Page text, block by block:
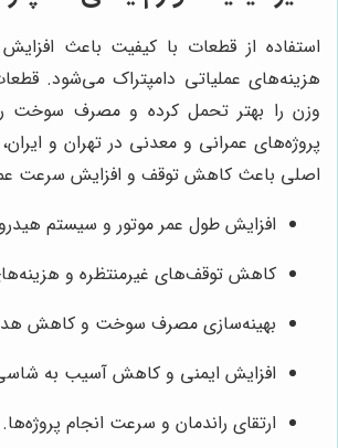
استفاده از قطعات با کیفیت باعث
هزینه‌های عملیاتی دامپتراک می‌شود.
وزن را بهتر تحمل کرده و مصرف سوخت
پروژه‌های عمرانی و معدنی در تهران و
اصلی باعث کاهش توقف و افزایش سرعت
افزایش طول عمر موتور و سیستم
کاهش توقف‌های غیرمنتظره و
بهینه‌سازی مصرف سوخت و کاهش
افزایش ایمنی و کاهش آسیب به
ارتقای راندمان و سرعت انجام پروژه‌ها.